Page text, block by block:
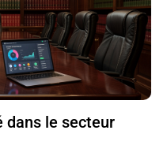
dans le secteur